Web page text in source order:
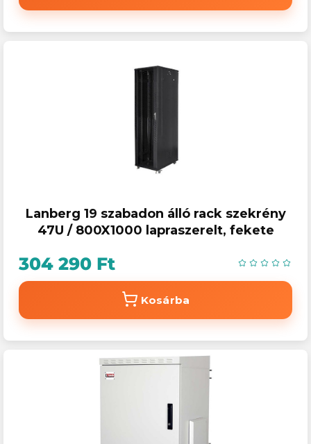
Lanberg 19 szabadon álló rack szekrény
47U / 800X1000 lapraszerelt, fekete
304 290 Ft
Kosárba